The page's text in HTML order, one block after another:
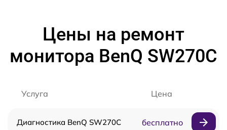
Цены на ремонт
монитора BenQ SW270C
Услуга Цена
Диагностика BenQ SW270C бесплатно